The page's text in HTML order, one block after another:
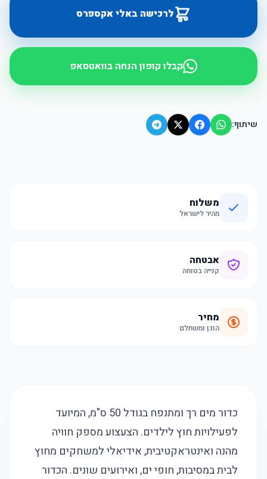
לרכישה באלי אקספרס
קבלו קופון הנחה בוואטסאפ
שיתוף:
משלוח
מהיר לישראל
אבטחה
קנייה בטוחה
מחיר
הוגן ומשתלם
כדור מים רך ומתנפח בגודל 50 ס"מ, המיועד
לפעילויות חוץ לילדים. הצעצוע מספק חוויה
מהנה ואינטראקטיבית, אידיאלי למשחקים מחוץ
לבית במסיבות, חופי ים, ואירועים שונים. הכדור